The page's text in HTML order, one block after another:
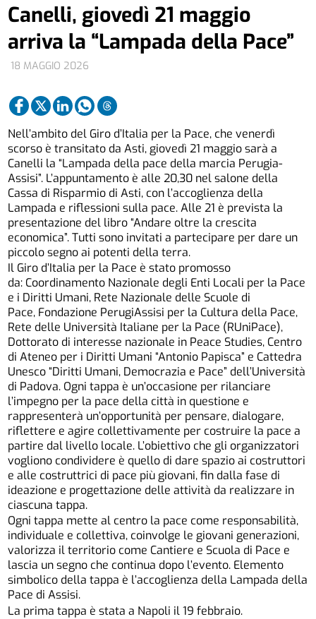
18 MAGGIO 2026
Canelli, giovedì 21 maggio
arriva la “Lampada della Pace”
Nell’ambito del Giro d’Italia per la Pace, che venerdì
scorso è transitato da Asti, giovedì 21 maggio sarà a
Canelli la “Lampada della pace della marcia Perugia-
Assisi”. L’appuntamento è alle 20,30 nel salone della
Cassa di Risparmio di Asti, con l’accoglienza della
Lampada e riflessioni sulla pace. Alle 21 è prevista la
presentazione del libro “Andare oltre la crescita
economica”. Tutti sono invitati a partecipare per dare un
piccolo segno ai potenti della terra.
Il Giro d’Italia per la Pace è stato promosso
da: Coordinamento Nazionale degli Enti Locali per la Pace
e i Diritti Umani, Rete Nazionale delle Scuole di
Pace, Fondazione PerugiAssisi per la Cultura della Pace,
Rete delle Università Italiane per la Pace (RUniPace),
Dottorato di interesse nazionale in Peace Studies, Centro
di Ateneo per i Diritti Umani “Antonio Papisca” e Cattedra
Unesco “Diritti Umani, Democrazia e Pace” dell’Università
di Padova. Ogni tappa è un’occasione per rilanciare
l’impegno per la pace della città in questione e
rappresenterà un’opportunità per pensare, dialogare,
riflettere e agire collettivamente per costruire la pace a
partire dal livello locale. L’obiettivo che gli organizzatori
vogliono condividere è quello di dare spazio ai costruttori
e alle costruttrici di pace più giovani, fin dalla fase di
ideazione e progettazione delle attività da realizzare in
ciascuna tappa.
Ogni tappa mette al centro la pace come responsabilità,
individuale e collettiva, coinvolge le giovani generazioni,
valorizza il territorio come Cantiere e Scuola di Pace e
lascia un segno che continua dopo l’evento. Elemento
simbolico della tappa è l’accoglienza della Lampada della
Pace di Assisi.
La prima tappa è stata a Napoli il 19 febbraio.